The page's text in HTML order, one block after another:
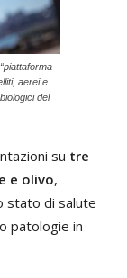
aerei e
del
su tre
e olivo,
stato di salute
patologie in